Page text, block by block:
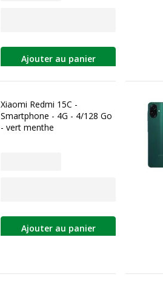
Ajouter au panier
Xiaomi Redmi 15C -
Smartphone - 4G - 4/128 Go
- vert menthe
Ajouter au panier